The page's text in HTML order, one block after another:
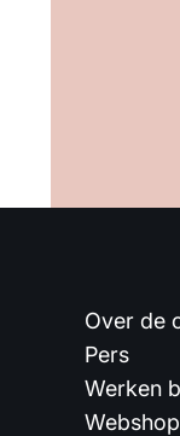
Over de
Pers
Werken
Webshop